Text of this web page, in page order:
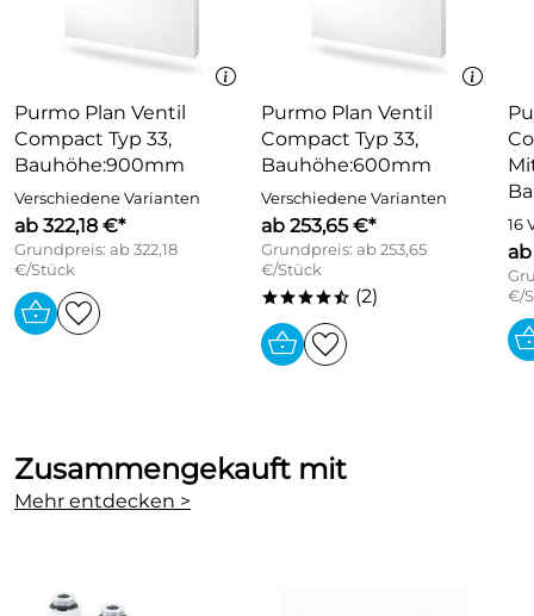
Lieferumfang:
Heizkörper mit planebener Front, fertig montiert mit
Zierabdeckung und Seitenverkleidungen,incl.
Dübeln
Blechqualität:FeP0 1 nach EN 10130; Blechnenndicke 1,25
mm,Toleranzen nach EN 10131
Purmo Plan Ventil
Compact Typ 33,
Bauhöhe:900mm
Verschiedene Varianten
ab 322,18 €*
Grundpreis: ab 322,18
€/Stück
Purmo Plan Ventil
Compact Typ 33,
Bauhöhe:600mm
Verschiedene Varianten
ab 253,65 €*
Grundpreis: ab 253,65
€/Stück
****/ (2)
16
€/
Zusammengekauft mit
Mehr entdecken >